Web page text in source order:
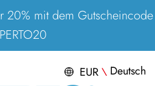
20% mit dem Gutscheincode
EUR\ Deutsch